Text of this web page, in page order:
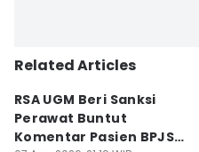
Related Articles
RSA UGM Beri Sanksi
Perawat Buntut
Komentar Pasien BPJS